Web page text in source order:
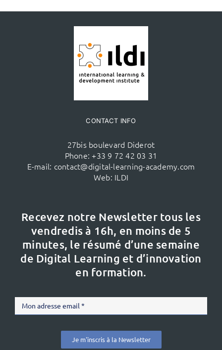
CONTACT INFO
27bis boulevard Diderot
Phone: +33 9 72 42 03 31
E-mail: contact@digital-learning-academy.com
Web: ILDI
Recevez notre Newsletter tous les
vendredis à 16h, en moins de 5
minutes, le résumé d’une semaine
de Digital Learning et d’innovation
en formation.
Je m'inscris à la Newsletter